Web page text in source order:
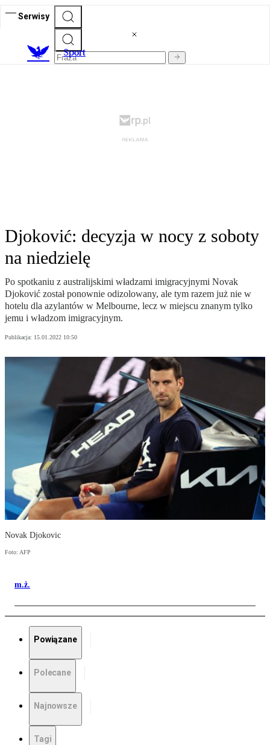
Serwisy
Sport
Djoković: decyzja w nocy z soboty
na niedzielę
Po spotkaniu z australijskimi władzami imigracyjnymi Novak
Djoković został ponownie odizolowany, ale tym razem już nie w
hotelu dla azylantów w Melbourne, lecz w miejscu znanym tylko
jemu i władzom imigracyjnym.
Publikacja: 15.01.2022 10:50
Novak Djokovic
Foto: AFP
m.ż.
Powiązane
Polecane
Najnowsze
Tagi